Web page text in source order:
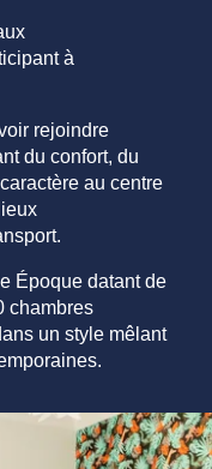
à
rejoindre
du confort, du
au centre
Époque datant de
chambres
un style mêlant